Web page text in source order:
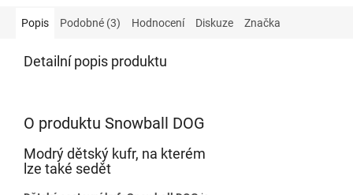
Popis Podobné (3) Hodnocení Diskuze Značka
Detailní popis produktu
O produktu Snowball DOG
Modrý dětský kufr, na kterém
lze také sedět